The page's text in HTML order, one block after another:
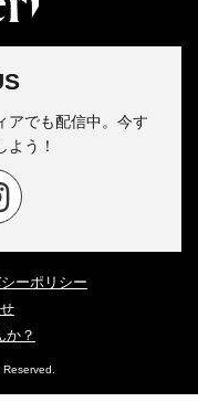
アでも配信中。今す
よう！
ーポリシー
か？